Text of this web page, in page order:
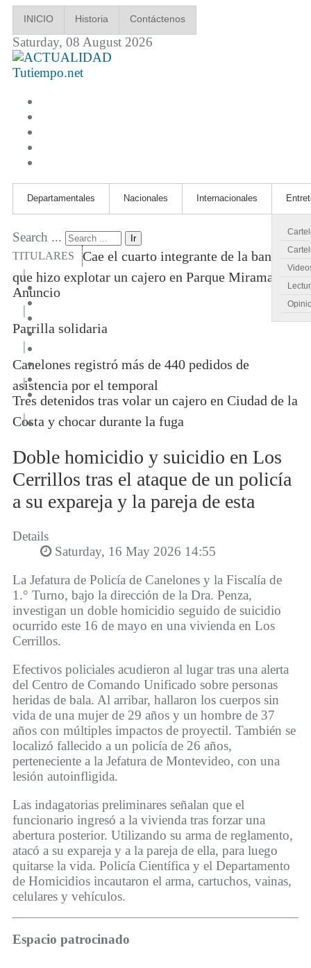
INICIO Historia Contáctenos
Saturday, 08 August 2026
Tutiempo.net
Departamentales Nacionales Internacionales
Search ... Ir
TITULARES
Cae el cuarto integrante de la banda
que hizo explotar un cajero en Parque Miramar
|
Anuncio
|
Parrilla solidaria
|
Canelones registró más de 440 pedidos de
asistencia por el temporal
|
Tres detenidos tras volar un cajero en Ciudad de la
Costa y chocar durante la fuga
|
Doble homicidio y suicidio en Los
Cerrillos tras el ataque de un policía
a su expareja y la pareja de esta
Details
Saturday, 16 May 2026 14:55
La Jefatura de Policía de Canelones y la Fiscalía de
1.° Turno, bajo la dirección de la Dra. Penza,
investigan un doble homicidio seguido de suicidio
ocurrido este 16 de mayo en una vivienda en Los
Cerrillos.
Efectivos policiales acudieron al lugar tras una alerta
del Centro de Comando Unificado sobre personas
heridas de bala. Al arribar, hallaron los cuerpos sin
vida de una mujer de 29 años y un hombre de 37
años con múltiples impactos de proyectil. También se
localizó fallecido a un policía de 26 años,
perteneciente a la Jefatura de Montevideo, con una
lesión autoinfligida.
Las indagatorias preliminares señalan que el
funcionario ingresó a la vivienda tras forzar una
abertura posterior. Utilizando su arma de reglamento,
atacó a su expareja y a la pareja de ella, para luego
quitarse la vida. Policía Científica y el Departamento
de Homicidios incautaron el arma, cartuchos, vainas,
celulares y vehículos.
Espacio patrocinado